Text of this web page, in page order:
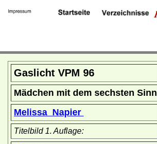
Gaslicht VPM 96
Mädchen mit dem sechsten Sinn
Melissa Napier
Titelbild 1. Auflage: